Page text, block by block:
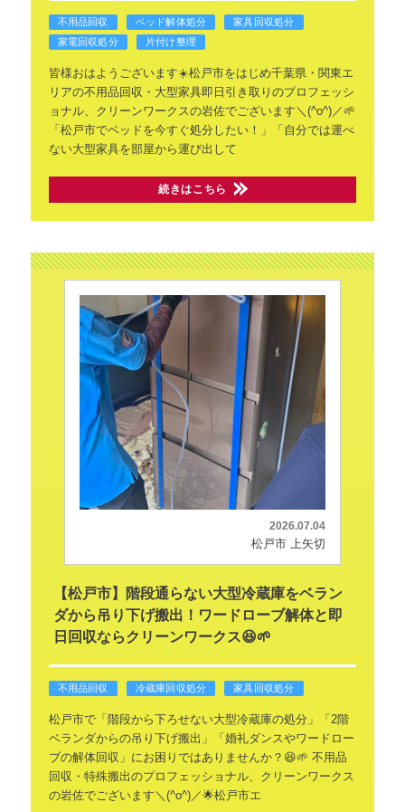
不用品回収 ベッド解体処分
家具回収処分
家電回収処分
片付け整理
皆様おはようございます☀️松戸市をはじめ千葉県・関東エ
リアの不用品回収・大型家具即日引き取りのプロフェッシ
ョナル、クリーンワークスの岩佐でございます＼(^o^)／🌱
「松戸市でベッドを今すぐ処分したい！」「自分では運べ
ない大型家具を部屋から運び出して
続きはこちら
2026.07.04
松戸市 上矢切
【松戸市】階段通らない大型冷蔵庫をベラン
ダから吊り下げ搬出！ワードローブ解体と即
日回収ならクリーンワークス😆🌱
不用品回収 冷蔵庫回収処分 家具回収処分
松戸市で「階段から下ろせない大型冷蔵庫の処分」「2階
ベランダからの吊り下げ搬出」「婚礼ダンスやワードロー
ブの解体回収」にお困りではありませんか？😆🌱 不用品
回収・特殊搬出のプロフェッショナル、クリーンワークス
の岩佐でございます＼(^o^)／🌟松戸市エ